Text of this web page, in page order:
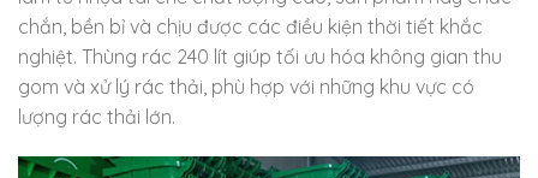
chắn, bền bỉ và chịu được các điều kiện thời tiết khắc
nghiệt. Thùng rác 240 lít giúp tối ưu hóa không gian thu
gom và xử lý rác thải, phù hợp với những khu vực có
lượng rác thải lớn.